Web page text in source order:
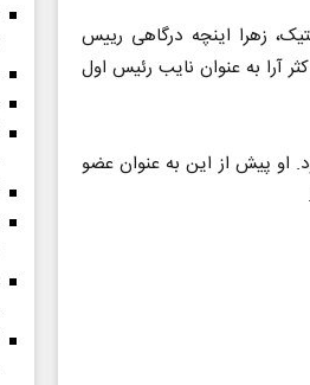
زهرا اینچه درگاهی رییس
آرا به عنوان نایب رئیس اول
او پیش از این به عنوان‌ عضو